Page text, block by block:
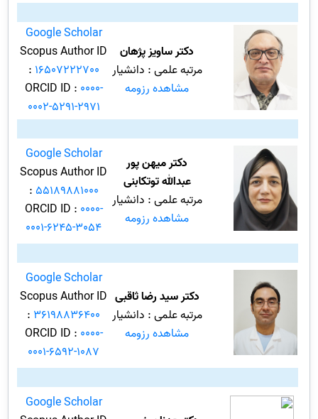
دکتر ساویز پژهان
مرتبه علمی : دانشیار
مشاهده رزومه
Google Scholar
Scopus Author ID
: 16507222700
ORCID ID : 0000-
0002-5291-2971
دکتر میهن پور
عبدالله توتکابنی
مرتبه علمی : دانشیار
مشاهده رزومه
Google Scholar
Scopus Author ID
: 55189881000
ORCID ID : 0000-
0001-6245-3054
دکتر سید رضا ثاقبی
مرتبه علمی : دانشیار
مشاهده رزومه
Google Scholar
Scopus Author ID
: 36198836400
ORCID ID : 0000-
0001-6592-1087
Google Scholar